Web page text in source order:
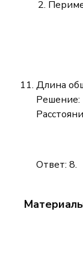
Длина
Решение:
Ответ: 8.